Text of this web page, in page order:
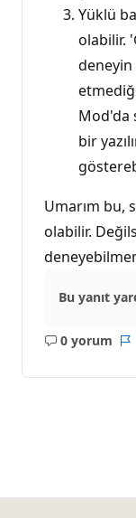
Yüklü
olabilir.
Mod'da
bir
Umarım bu,
olabilir.
Bu yanıt
0 yorum
Açıklama